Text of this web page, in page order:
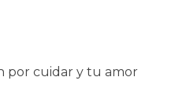
por cuidar y tu amor